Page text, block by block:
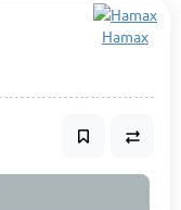
Hamax